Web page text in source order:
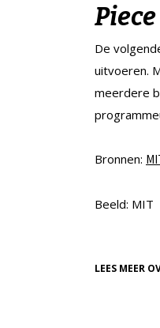
De
uitvoeren.
meerdere
Bronnen:
Beeld: MIT
LEES MEER